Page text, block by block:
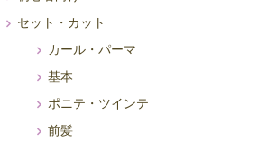
セット・カット
カール・パーマ
基本
ポニテ・ツインテ
前髪